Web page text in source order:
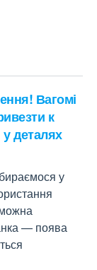
Вагомі
к
деталях
у
— поява